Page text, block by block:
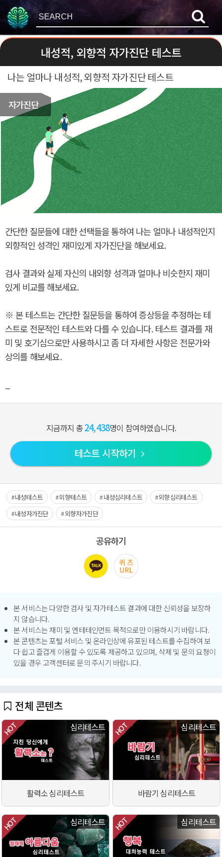
내성적, 외향적 자가진단 테스트
나는 얼마나 내성적, 외향적 자가진단 테스트
자가진단
간단한 질문들에 대한 선택들을 통하여 나는 얼마나 내성적인지
외향적인 성격인 재미있게 자가진단을 해보세요.
검사 결과와 실제 자신의 내외향 성격과 얼마나 비슷한지 재미
있게 비교를 해보세요.
※ 본 테스트는 간단한 질문등을 통하여 증상등을 추정하는 테
스트로 전문적인 테스트와 다를 수 있습니다. 테스트 결과를 재
미 및 호기심으로만 사용하시고 좀 더 자세한 사항은 전문가와
상의를 해보세요.
지금까지 총24,438명이 참여하였습니다.
테스트 시작하기
내성테스트 외향테스트 내성심리테스트
외향심리테스트
내성자가진단
외향자가진단
공유하기
본 서비스는 다양한 검사 및 자가테스트 결과에 대한 신뢰성을 보장하
지 않습니다.
본 서비스는 재미 및 엔테테인먼트 목적으로만 이용하시기 바랍니다.
본 콘텐츠는 포털 서비스 및 온라인상에 유포된 테스트를 수집하여 보
다 쉽고 즐겁게 이용할 수 있도록 제공하고 있으며, 삭제 및 문의 요청이
있을 경우 고객센터로 문의 주시기 바랍니다.
전체 콘텐츠
심리테스트
활력소 심리테스트
심리테스트
바람기 심리테스트
심리테스트 심리테스트